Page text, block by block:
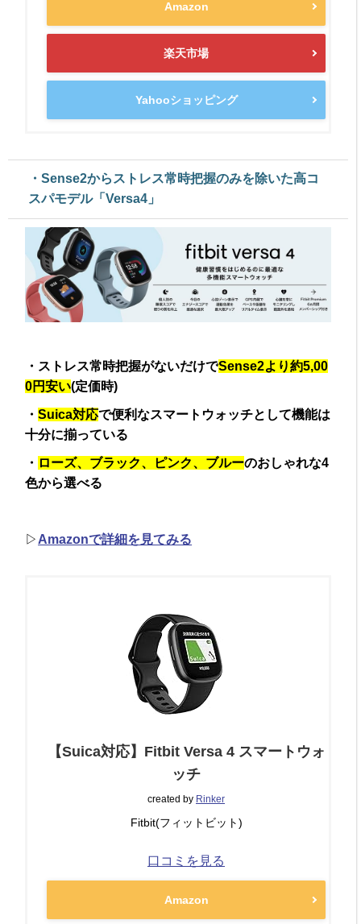
Amazon
楽天市場
Yahooショッピング
・Sense2からストレス常時把握のみを除いた高コ
スパモデル「Versa4」
・ストレス常時把握がないだけでSense2より約5,00
0円安い(定価時)
・Suica対応で便利なスマートウォッチとして機能は
十分に揃っている
・ ローズ、ブラック、ピンク、ブルーのおしゃれな4
色から選べる
▷ Amazonで詳細を見てみる
【Suica対応】Fitbit Versa 4 スマートウォ
ッチ
created by Rinker
Fitbit(フィットビット)
口コミを見る
Amazon